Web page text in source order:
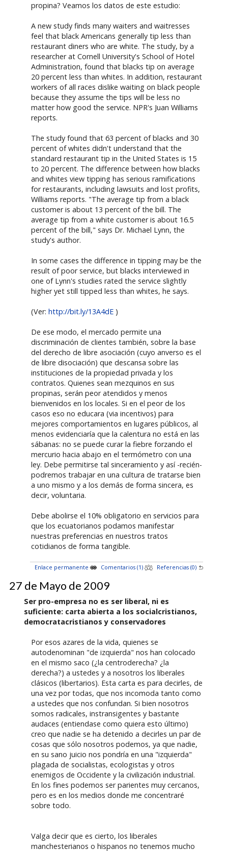
propina? Veamos los datos de este estudio:
A new study finds many waiters and waitresses
feel that black Americans generally tip less than
restaurant diners who are white. The study, by a
researcher at Cornell University's School of Hotel
Administration, found that blacks tip on average
20 percent less than whites. In addition, restaurant
workers of all races dislike waiting on black people
because they assume the tips will be less no
matter how good the service. NPR's Juan Williams
reports.
The study found that 63 percent of blacks and 30
percent of whites didn't understand that the
standard restaurant tip in the United States is 15
to 20 percent. The difference between how blacks
and whites view tipping has serious ramifications
for restaurants, including lawsuits and lost profits,
Williams reports. "The average tip from a black
customer is about 13 percent of the bill. The
average tip from a white customer is about 16.5
percent of the bill," says Dr. Michael Lynn, the
study's author.
In some cases the difference in tipping may be the
result of poor service, but blacks interviewed in
one of Lynn's studies rated the service slightly
higher yet still tipped less than whites, he says.
(Ver:http://bit.ly/13A4dE )
De ese modo, el mercado permite una
discriminación de clientes también, sobre la base
del derecho de libre asociación (cuyo anverso es el
de libre disociación) que descansa sobre las
instituciones de la propiedad privada y los
contratos. Quienes sean mezquinos en sus
propinas, serán peor atendidos y menos
bienvenidos en los locales. Si en el peor de los
casos eso no educara (via incentivos) para
mejores comportamientos en lugares públicos, al
menos evidenciaría que la calentura no está en las
sábanas: no se puede curar la fiebre forzando el
mercurio hacia abajo en el termómetro con una
ley. Debe permitirse tal sinceramiento y así -recién-
podremos trabajar en una cultura de tratarse bien
a uno mismo y a los demás de forma sincera, es
decir, voluntaria.
Debe abolirse el 10% obligatorio en servicios para
que los ecuatorianos podamos manifestar
nuestras preferencias en nuestros tratos
cotidianos de forma tangible.
Enlace permanente Comentarios (1) Referencias (0)
27 de Mayo de 2009
Ser pro-empresa no es ser liberal, ni es
suficiente: carta abierta a los socialcristianos,
democratacristianos y conservadores
Por esos azares de la vida, quienes se
autodenominan "de izquierda" nos han colocado
en el mismo saco (¿la centroderecha? ¿la
derecha?) a ustedes y a nosotros los liberales
clásicos (libertarios). Esta carta es para decirles, de
una vez por todas, que nos incomoda tanto como
a ustedes que nos confundan. Si bien nosotros
somos radicales, instransigentes y bastante
audaces (entiendase como quiera esto último)
creo que nadie se ha detenido a decirles un par de
cosas que sólo nosotros podemos, ya que nadie,
en su sano juicio nos pondría en una "izquierda"
plagada de socialistas, ecologistas y otros
enemigos de Occidente y la civilización industrial.
En los fines podemos ser parientes muy cercanos,
pero es en los medios donde me concentraré
sobre todo.
Valga decir que es cierto, los liberales
manchesterianos o hispanos no tenemos mucho